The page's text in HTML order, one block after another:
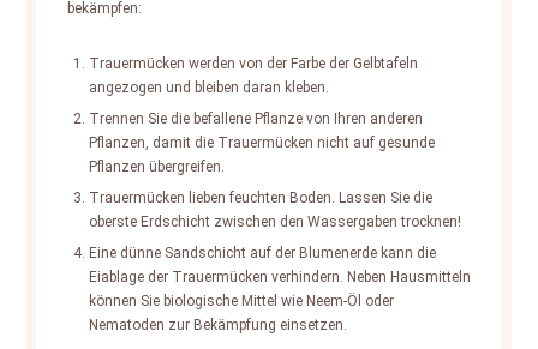
bekämpfen:
Trauermücken werden von der Farbe der Gelbtafeln
angezogen und bleiben daran kleben.
Trennen Sie die befallene Pflanze von Ihren anderen
Pflanzen, damit die Trauermücken nicht auf gesunde
Pflanzen übergreifen.
Trauermücken lieben feuchten Boden. Lassen Sie die
oberste Erdschicht zwischen den Wassergaben trocknen!
Eine dünne Sandschicht auf der Blumenerde kann die
Eiablage der Trauermücken verhindern. Neben Hausmitteln
können Sie biologische Mittel wie Neem-Öl oder
Nematoden zur Bekämpfung einsetzen.